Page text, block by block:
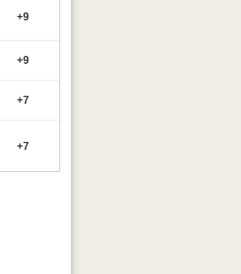
+9
+9
+7
+7